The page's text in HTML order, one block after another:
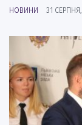
НОВИНИ 31